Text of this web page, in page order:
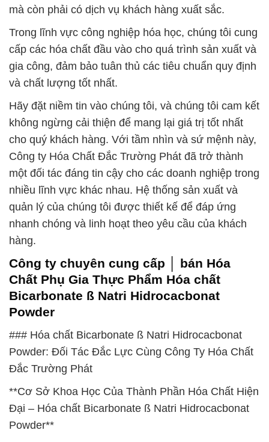
mà còn phải có dịch vụ khách hàng xuất sắc.
Trong lĩnh vực công nghiệp hóa học, chúng tôi cung
cấp các hóa chất đầu vào cho quá trình sản xuất và
gia công, đảm bảo tuân thủ các tiêu chuẩn quy định
và chất lượng tốt nhất.
Hãy đặt niềm tin vào chúng tôi, và chúng tôi cam kết
không ngừng cải thiện để mang lại giá trị tốt nhất
cho quý khách hàng. Với tầm nhìn và sứ mệnh này,
Công ty Hóa Chất Đắc Trường Phát đã trở thành
một đối tác đáng tin cậy cho các doanh nghiệp trong
nhiều lĩnh vực khác nhau. Hệ thống sản xuất và
quản lý của chúng tôi được thiết kế để đáp ứng
nhanh chóng và linh hoạt theo yêu cầu của khách
hàng.
Công ty chuyên cung cấp │ bán Hóa
Chất Phụ Gia Thực Phẩm Hóa chất
Bicarbonate ß Natri Hidrocacbonat
Powder
### Hóa chất Bicarbonate ß Natri Hidrocacbonat
Powder: Đối Tác Đắc Lực Cùng Công Ty Hóa Chất
Đắc Trường Phát
**Cơ Sở Khoa Học Của Thành Phần Hóa Chất Hiện
Đại – Hóa chất Bicarbonate ß Natri Hidrocacbonat
Powder**